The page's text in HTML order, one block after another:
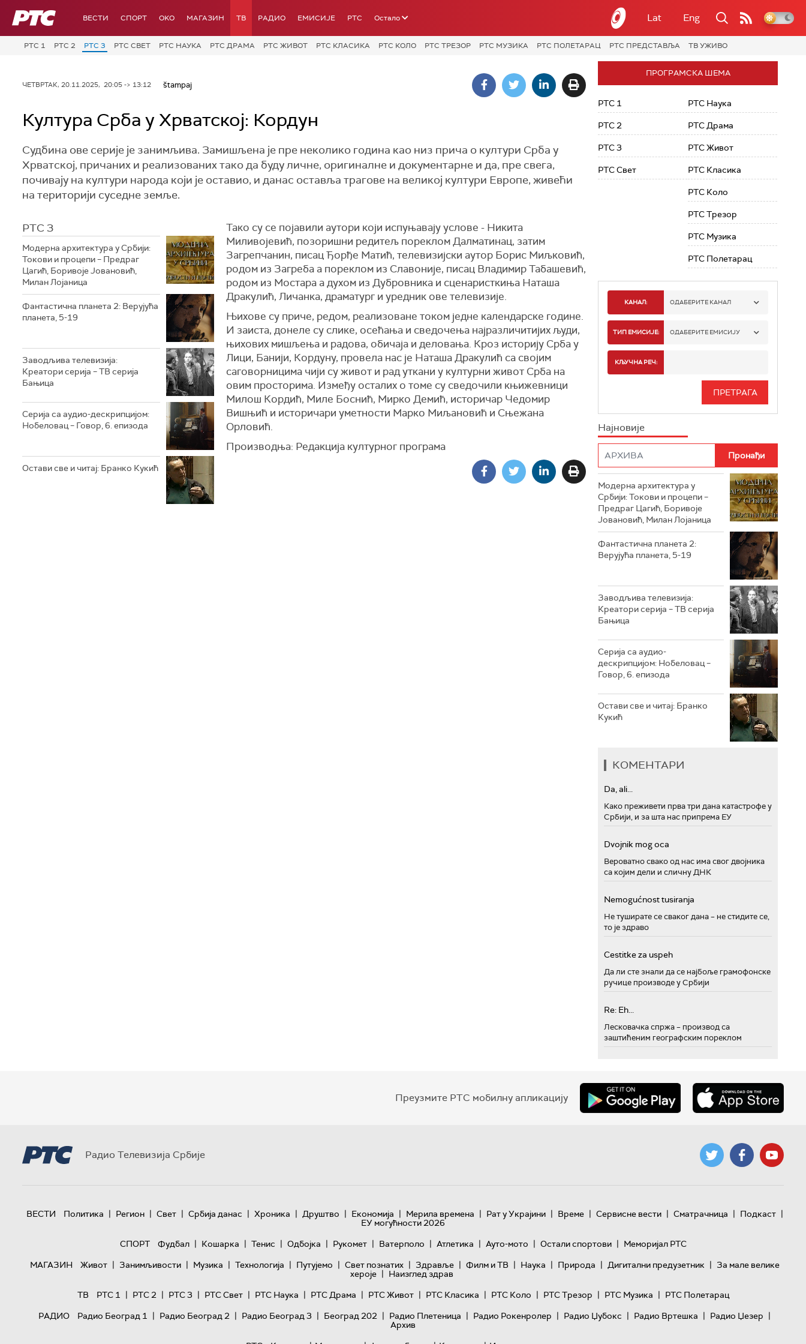
РТС ВЕСТИ СПОРТ OKO МАГАЗИН ТВ РАДИО ЕМИСИЈЕ РТС Остало Lat Eng
РТС 1 РТС 2 РТС 3 РТС СВЕТ РТС НАУКА РТС ДРАМА РТС ЖИВОТ РТС КЛАСИКА РТС КОЛО РТС ТРЕЗОР РТС МУЗИКА РТС ПОЛЕТАРАЦ РТС ПРЕДСТАВЉА ТВ УЖИВО
ЧЕТВРТАК, 20.11.2025, 20:05 -> 13:12 štampaj
Култура Срба у Хрватској: Кордун
Судбина ове серије је занимљива. Замишљена је пре неколико година као низ прича о култури Срба у
Хрватској, причаних и реализованих тако да буду личне, оригиналне и документарне и да, пре свега,
почивају на култури народа који је оставио, и данас оставља трагове на великој култури Европе, живећи
на територији суседне земље.
РТС 3
Модерна архитектура у Србији:
Токови и процепи – Предраг
Цагић, Боривоје Јовановић,
Милан Лојаница
Фантастична планета 2: Верујућа
планета, 5-19
Заводљива телевизија:
Креатори серија – ТВ серија
Бањица
Серија са аудио-дескрипцијом:
Нобеловац – Говор, 6. епизода
Остави све и читај: Бранко Кукић
Тако су се појавили аутори који испуњавају услове - Никита
Миливојевић, позоришни редитељ пореклом Далматинац, затим
Загрепчанин, писац Ђорђе Матић, телевизијски аутор Борис Миљковић,
родом из Загреба а пореклом из Славоније, писац Владимир Табашевић,
родом из Мостара а духом из Дубровника и сценаристкиња Наташа
Дракулић, Личанка, драматург и уредник ове телевизије.
Њихове су приче, редом, реализоване током једне календарске године.
И заиста, донеле су слике, осећања и сведочења најразличитијих људи,
њихових мишљења и радова, обичаја и деловања. Кроз историју Срба у
Лици, Банији, Кордуну, провела нас је Наташа Дракулић са својим
саговорницима чији су живот и рад уткани у културни живот Срба на
овим просторима. Између осталих о томе су сведочили књижевници
Милош Кордић, Миле Боснић, Мирко Демић, историчар Чедомир
Вишњић и историчари уметности Марко Миљановић и Сњежана
Орловић.
Производња: Редакција културног програма
ПРОГРАМСКА ШЕМА
РТС 1
РТС 2
РТС 3
РТС Свет
РТС Наука
РТС Драма
РТС Живот
РТС Класика
РТС Коло
РТС Трезор
РТС Музика
РТС Полетарац
КАНАЛ: ОДАБЕРИТЕ КАНАЛ
РТС 1
РТС 3
РТС ЖИВОТ
РТС КЛАСИКА
РТС МУЗИКА
РТС ПОЛЕТАРАЦ
ТИП ЕМИСИЈЕ: ОДАБЕРИТЕ ЕМИСИЈУ
КЉУЧНА РЕЧ:
Најновије
Модерна архитектура у
Србији: Токови и процепи –
Предраг Цагић, Боривоје
Јовановић, Милан Лојаница
Фантастична планета 2:
Верујућа планета, 5-19
Заводљива телевизија:
Креатори серија – ТВ серија
Бањица
Серија са аудио-
дескрипцијом: Нобеловац –
Говор, 6. епизода
Остави све и читај: Бранко
Кукић
КОМЕНТАРИ
Da, ali...
Како преживети прва три дана катастрофе у
Србији, и за шта нас припрема ЕУ
Dvojnik mog oca
Вероватно свако од нас има свог двојника
са којим дели и сличну ДНК
Nemogućnost tusiranja
Не туширате се сваког дана – не стидите се,
то је здраво
Cestitke za uspeh
Да ли сте знали да се најбоље грамофонске
ручице производе у Србији
Re: Eh...
Лесковачка спржа – производ са
заштићеним географским пореклом
Преузмите РТС мобилну апликацију
Радио Телевизија Србије
ВЕСТИ Политика | Регион | Свет | Србија данас | Хроника | Друштво | Економија | Мерила времена | Рат у Украјини | Време | Сервисне вести | Сматрачница | Подкаст |
ЕУ могућности 2026
СПОРТ
Фудбал | Кошарка | Тенис | Одбојка | Рукомет | Ватерполо | Атлетика | Ауто-мото | Остали спортови | Меморијал РТС
МАГАЗИН
Живот | Занимљивости | Музика | Технологијa | Путујемо | Свет познатих | Здравље | Филм и ТВ | Наука | Природа | Дигитални предузетник | За мале велике
хероје | Наизглед здрав
ТВ
РТС 1 | РТС 2 | РТС 3 | РТС Свет | РТС Наука | РТС Драма | РТС Живот | РТС Класика | РТС Коло | РТС Трезор | РТС Музика | РТС Полетарац
РАДИО
Радио Београд 1 | Радио Београд 2 | Радио Београд 3 | Београд 202 | Радио Плетеница | Радио Рокенролер | Радио Џубокс | Радио Вртешка | Радио Џезер |
Архив